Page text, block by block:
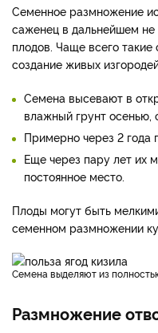
Семенное размножение
саженец в дальнейшем
плодов. Чаще всего
создание живых
Семена высевают в
влажный грунт осенью,
Примерно через 2 года
Еще через пару лет их
постоянное место.
Плоды могут быть
семенном размножении
Семена выделяют из
Размножение